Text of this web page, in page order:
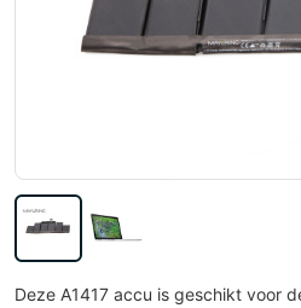
Deze A1417 accu is geschikt voor